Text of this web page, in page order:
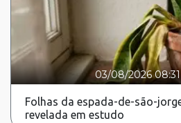
03/08/2026 08:31
Folhas da espada-de-são-
revelada em estudo